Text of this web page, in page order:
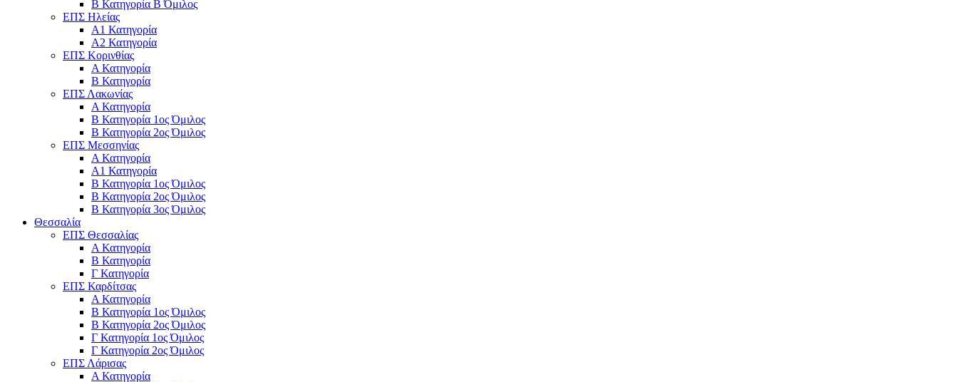
Β Κατηγορία Β Όμιλος
ΕΠΣ Ηλείας
Α1 Κατηγορία
Α2 Κατηγορία
ΕΠΣ Κορινθίας
Α Κατηγορία
Β Κατηγορία
ΕΠΣ Λακωνίας
Α Κατηγορία
Β Κατηγορία 1ος Όμιλος
Β Κατηγορία 2ος Όμιλος
ΕΠΣ Μεσσηνίας
Α Κατηγορία
Α1 Κατηγορία
Β Κατηγορία 1ος Όμιλος
Β Κατηγορία 2ος Όμιλος
Β Κατηγορία 3ος Όμιλος
Θεσσαλία
ΕΠΣ Θεσσαλίας
Α Κατηγορία
Β Κατηγορία
Γ Κατηγορία
ΕΠΣ Καρδίτσας
Α Κατηγορία
Β Κατηγορία 1ος Όμιλος
Β Κατηγορία 2ος Όμιλος
Γ Κατηγορία 1ος Όμιλος
Γ Κατηγορία 2ος Όμιλος
ΕΠΣ Λάρισας
Α Κατηγορία